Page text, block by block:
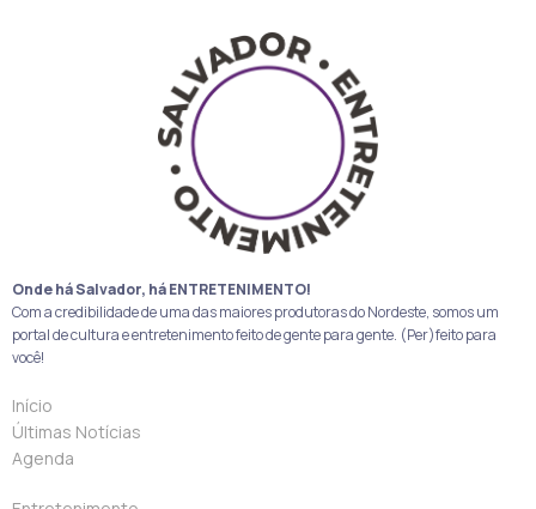
Onde há Salvador, há ENTRETENIMENTO!
Com a credibilidade de uma das maiores produtoras do Nordeste, somos um
portal de cultura e entretenimento feito de gente para gente. (Per)feito para
você!
Início
Últimas Notícias
Agenda